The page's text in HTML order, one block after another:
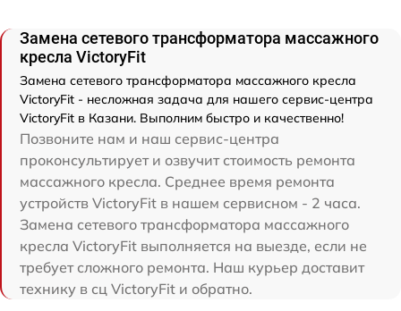
Замена сетевого трансформатора массажного
кресла VictoryFit
Замена сетевого трансформатора массажного кресла
VictoryFit - несложная задача для нашего сервис-центра
VictoryFit в Казани. Выполним быстро и качественно!
Позвоните нам и наш сервис-центра
проконсультирует и озвучит стоимость ремонта
массажного кресла. Среднее время ремонта
устройств VictoryFit в нашем сервисном - 2 часа.
Замена сетевого трансформатора массажного
кресла VictoryFit выполняется на выезде, если не
требует сложного ремонта. Наш курьер доставит
технику в сц VictoryFit и обратно.